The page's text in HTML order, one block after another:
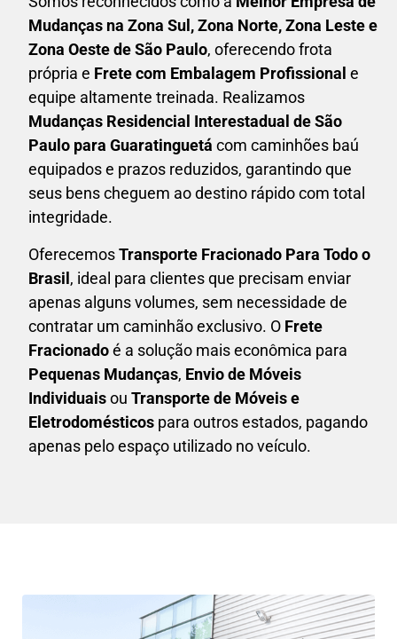
Mudanças na Zona Sul, Zona Norte, Zona Leste e
Zona Oeste de São Paulo, oferecendo frota
própria e Frete com Embalagem Profissional e
equipe altamente treinada. Realizamos
Mudanças Residencial Interestadual de São
Paulo para Guaratinguetá com caminhões baú
equipados e prazos reduzidos, garantindo que
seus bens cheguem ao destino rápido com total
integridade.
OferecemosTransporte Fracionado Para Todo o
Brasil, ideal para clientes que precisam enviar
apenas alguns volumes, sem necessidade de
contratar um caminhão exclusivo. O Frete
Fracionadoé a solução mais econômica para
Pequenas Mudanças, Envio de Móveis
Individuaisou Transporte de Móveis e
Eletrodomésticos para outros estados, pagando
apenas pelo espaço utilizado no veículo.